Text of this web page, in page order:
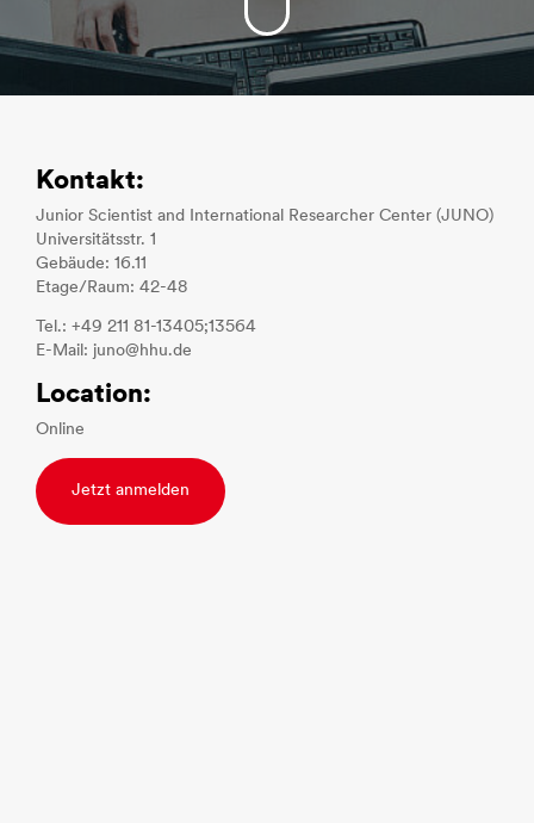
Kontakt:
Junior Scientist and International Researcher Center (JUNO)
Universitätsstr. 1
Gebäude: 16.11
Etage/Raum: 42-48
Tel.: +49 211 81-13405;13564
E-Mail: juno@hhu.de
Location:
Online
Jetzt anmelden